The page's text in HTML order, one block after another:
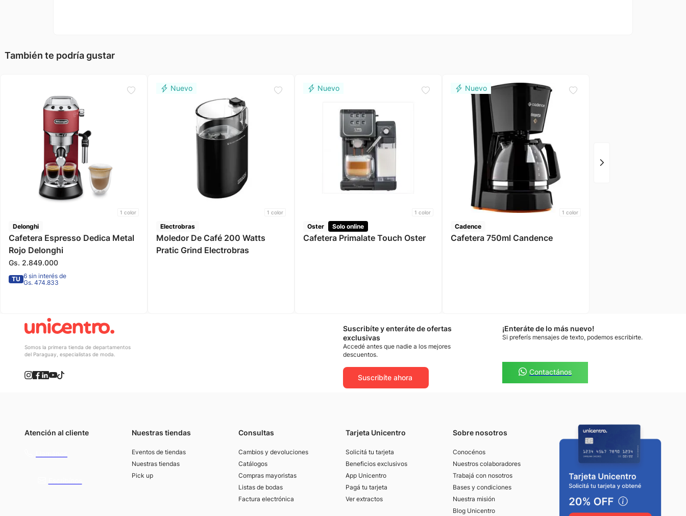
También te podría gustar
1 color
Delonghi
Cafetera Espresso Dedica Metal
Rojo Delonghi
Gs. 2.849.000
TU 6 sin interés de
Gs. 474.833
1 color
Electrobras
Moledor De Café 200 Watts
Pratic Grind Electrobras
1 color
Oster Solo online
Cafetera Primalate Touch Oster
1 color
Cadence
Cafetera 750ml Candence
Somos la primera tienda de departamentos
del Paraguay, especialistas de moda.
Suscribíte y enteráte de ofertas
exclusivas
Accedé antes que nadie a los mejores
descuentos.
Suscribíte ahora
¡Enteráte de lo más nuevo!
Si preferís mensajes de texto, podemos escribirte.
Contactános
Atención al cliente
Nuestras tiendas
Eventos de tiendas
Nuestras tiendas
Pick up
Consultas
Cambios y devoluciones
Catálogos
Compras mayoristas
Listas de bodas
Factura electrónica
Tarjeta Unicentro
Solicitá tu tarjeta
Beneficios exclusivos
App Unicentro
Pagá tu tarjeta
Ver extractos
Sobre nosotros
Conocénos
Nuestros colaboradores
Trabajá con nosotros
Bases y condiciones
Nuestra misión
Blog Unicentro